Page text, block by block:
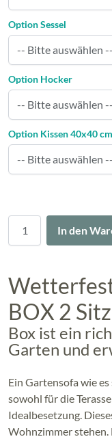
In den
Option Sessel
Option Hocker
Option Kissen 40x40 cm
BOX 2
Box ist ein
Garten und
Ein Gartensofa wie
sowohl für die
Idealbesetzung.
Wohnzimmer